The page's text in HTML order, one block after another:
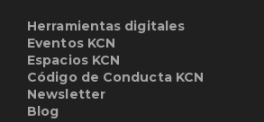
Herramientas digitales
Eventos KCN
Espacios KCN
Código de Conducta KCN
Newsletter
Blog